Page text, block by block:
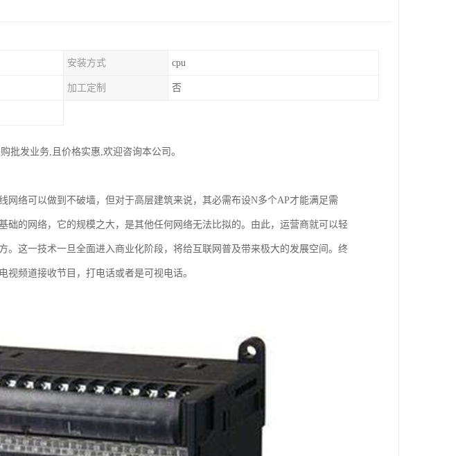
安装方式 cpu
加工定制 否
批发业务,且价格实惠,欢迎咨询本公司。
网络可以做到不破墙，但对于高层建筑来说，其必需布设N多个AP才能满足需
础的网络，它的规模之大，是其他任何网络无法比拟的。由此，运营商就可以轻
。这一技术一旦全面进入商业化阶段，将给互联网普及带来极大的发展空间。终
频道接收节目，打电话或者是可视电话。